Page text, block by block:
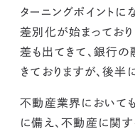
ターニングポイントに
差別化が始まってお
差も出てきて、 銀行の
きておりますが、後半
不動産業界においても
に備え、不動産に関